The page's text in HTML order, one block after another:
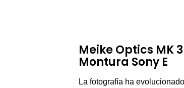
Meike Optics MK
Montura Sony E
La fotografía ha